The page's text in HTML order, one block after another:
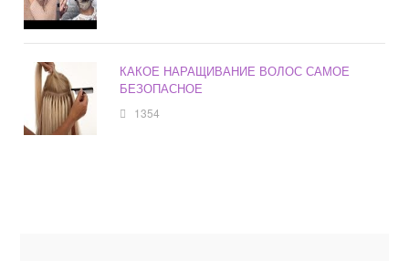
КАКОЕ НАРАЩИВАНИЕ ВОЛОС САМОЕ
БЕЗОПАСНОЕ
1354